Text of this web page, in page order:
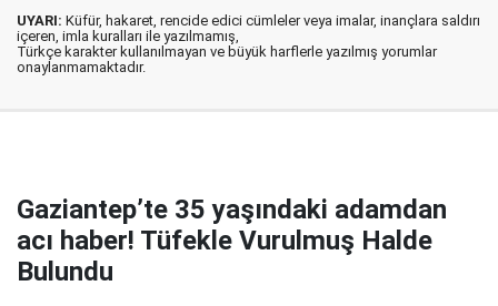
UYARI: Küfür, hakaret, rencide edici cümleler veya imalar, inançlara saldırı
içeren, imla kuralları ile yazılmamış,
Türkçe karakter kullanılmayan ve büyük harflerle yazılmış yorumlar
onaylanmamaktadır.
Gaziantep’te 35 yaşındaki adamdan
acı haber! Tüfekle Vurulmuş Halde
Bulundu